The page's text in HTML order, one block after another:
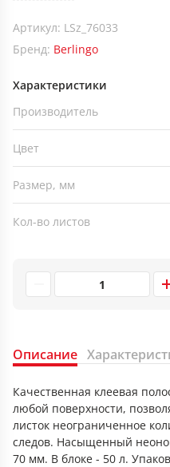
Артикул: LSz_76033
Бренд: Berlingo
Характеристики
Производитель
Цвет
Размер, мм
Кол-во листов
Описание
Качественная клеевая
любой поверхности,
листок неограниченное
следов. Насыщенный
70 мм. В блоке - 50 л.